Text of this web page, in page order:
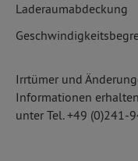
Laderaumabdeckung
Irrtümer und
Informationen
unter Tel. +49 (0)241-